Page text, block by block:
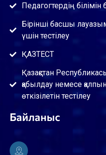
Педагогтердің білімін
Бірінші басшы
үшін тестілеу
ҚАЗТЕСТ
Қазақстан
қабылдау немесе
өткізілетін тестілеу
Байланыс